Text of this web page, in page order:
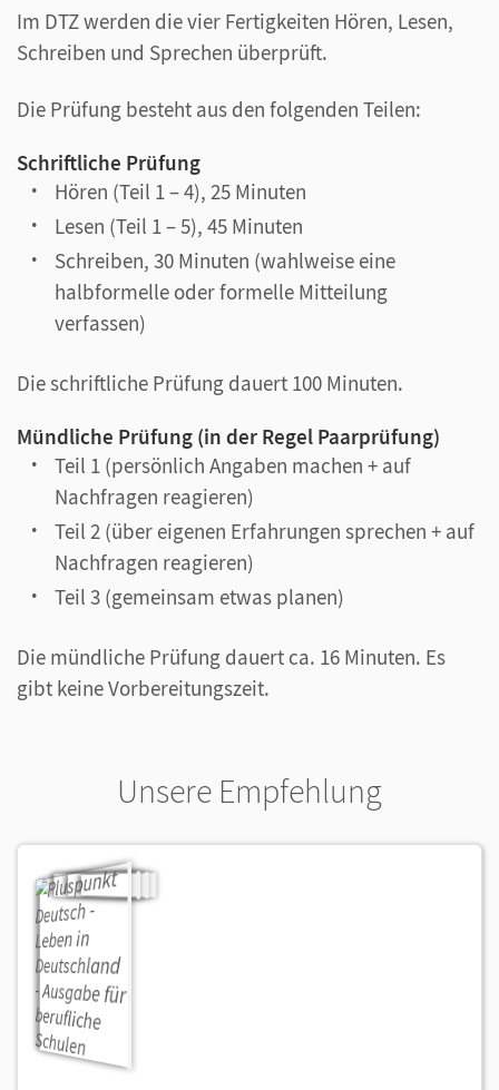
Im DTZ werden die vier Fertigkeiten Hören, Lesen,
Schreiben und Sprechen überprüft.
Die Prüfung besteht aus den folgenden Teilen:
Schriftliche Prüfung
Hören (Teil 1 – 4), 25 Minuten
Lesen (Teil 1 – 5), 45 Minuten
Schreiben, 30 Minuten (wahlweise eine
halbformelle oder formelle Mitteilung
verfassen)
Die schriftliche Prüfung dauert 100 Minuten.
Mündliche Prüfung (in der Regel Paarprüfung)
Teil 1 (persönlich Angaben machen + auf
Nachfragen reagieren)
Teil 2 (über eigenen Erfahrungen sprechen + auf
Nachfragen reagieren)
Teil 3 (gemeinsam etwas planen)
Die mündliche Prüfung dauert ca. 16 Minuten. Es
gibt keine Vorbereitungszeit.
Unsere Empfehlung